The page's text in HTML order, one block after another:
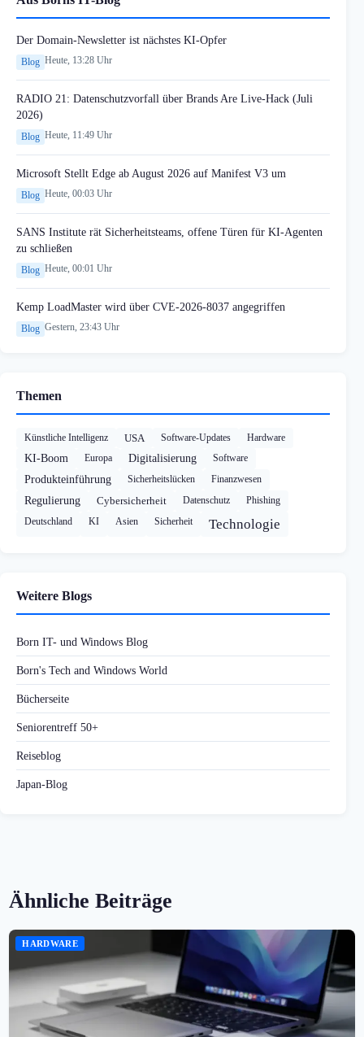
Der Domain-Newsletter ist nächstes KI-Opfer
Blog Heute, 13:28 Uhr
RADIO 21: Datenschutzvorfall über Brands Are Live-Hack (Juli
2026)
Blog Heute, 11:49 Uhr
Microsoft Stellt Edge ab August 2026 auf Manifest V3 um
Blog Heute, 00:03 Uhr
SANS Institute rät Sicherheitsteams, offene Türen für KI-Agenten
zu schließen
Blog Heute, 00:01 Uhr
Kemp LoadMaster wird über CVE-2026-8037 angegriffen
Blog Gestern, 23:43 Uhr
Themen
Künstliche Intelligenz USA Software-Updates Hardware
KI-Boom Europa Digitalisierung Software
Produkteinführung Sicherheitslücken Finanzwesen
Regulierung Cybersicherheit Datenschutz
Phishing
Deutschland
KI Asien Sicherheit Technologie
Weitere Blogs
Born IT- und Windows Blog
Born's Tech and Windows World
Bücherseite
Seniorentreff 50+
Reiseblog
Japan-Blog
Ähnliche Beiträge
HARDWARE